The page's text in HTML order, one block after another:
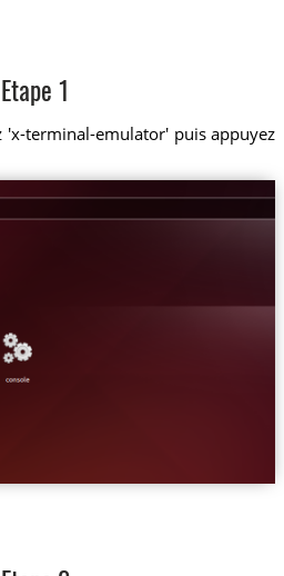
Etape 1
'x-terminal-emulator' puis appuyez